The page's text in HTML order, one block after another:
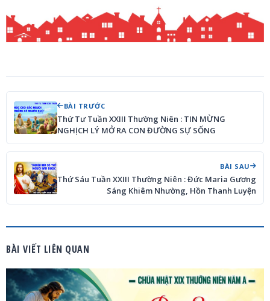
BÀI TRƯỚC
Thứ Tư Tuần XXIII Thường Niên : TIN MỪNG
NGHỊCH LÝ MỞ RA CON ĐƯỜNG SỰ SỐNG
BÀI SAU
Thứ Sáu Tuần XXIII Thường Niên : Đức Maria Gương
Sáng Khiêm Nhường, Hồn Thanh Luyện
BÀI VIẾT LIÊN QUAN